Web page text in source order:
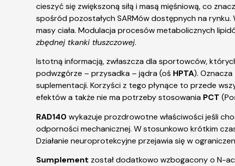
cieszyć się zwiększoną siłą i masą mięśniową, co
spośród pozostałych SARMów dostępnych na
masy ciała. Modulacja procesów metabolicznych
zbędnej tkanki tłuszczowej.
Istotną informacją, zwłaszcza dla sportowców,
podwzgórze – przysadka – jądra (oś HPTA).
suplementacji. Korzyści z tego płynące to przede
efektów a także nie ma potrzeby stosowania PCT
RAD140 wykazuje prozdrowotne właściwości jeśli
odporności mechanicznej. W stosunkowo krótkim
Działanie neuroprotekcyjne przejawia się w
Sumplement został dodatkowo wzbogacony o N-